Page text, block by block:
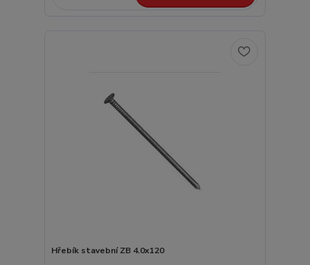
Hřebík stavební ZB 4.0x120